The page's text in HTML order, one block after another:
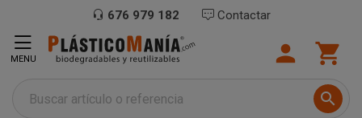
676 979 182 Contactar

 
MENU